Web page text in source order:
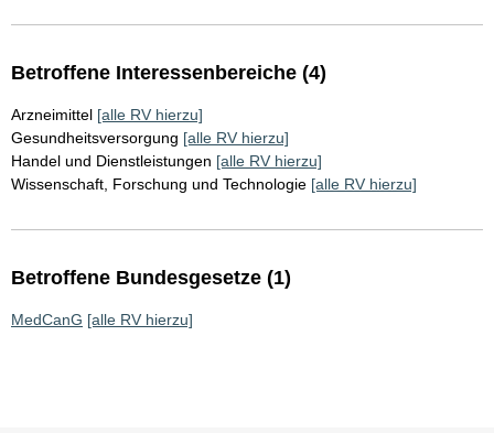
Betroffene Interessenbereiche (4)
Arzneimittel [alle RV hierzu]
Gesundheitsversorgung [alle RV hierzu]
Handel und Dienstleistungen [alle RV hierzu]
Wissenschaft, Forschung und Technologie [alle RV hierzu]
Betroffene Bundesgesetze (1)
MedCanG [alle RV hierzu]